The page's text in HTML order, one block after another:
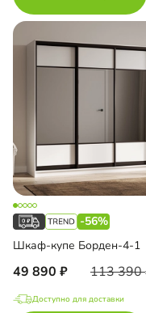
-56%
Шкаф-купе Борден-4-1
49 890 113 390
Доступно для доставки